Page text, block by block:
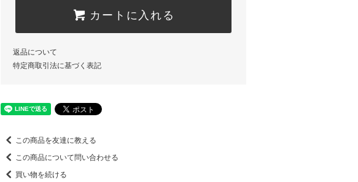
カートに入れる
返品について
特定商取引法に基づく表記
この商品を友達に教える
この商品について問い合わせる
買い物を続ける